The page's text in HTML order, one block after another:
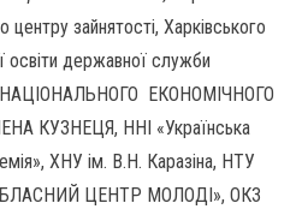
центру зайнятості, Харківського
освіти державної служби
НАЦІОНАЛЬНОГО ЕКОНОМІЧНОГО
КУЗНЕЦЯ, ННІ «Українська
ХНУ ім. В.Н. Каразіна, НТУ
ЦЕНТР МОЛОДІ», ОКЗ